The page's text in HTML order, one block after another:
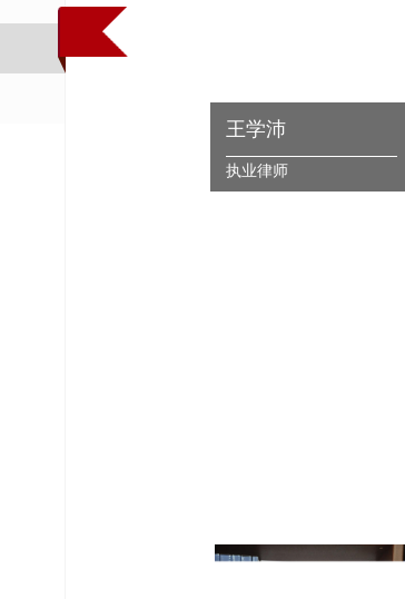
王学沛
执业律师